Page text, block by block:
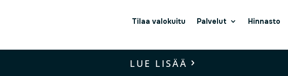
Tilaa valokuitu Palvelut Hinnasto
LUE LISÄÄ